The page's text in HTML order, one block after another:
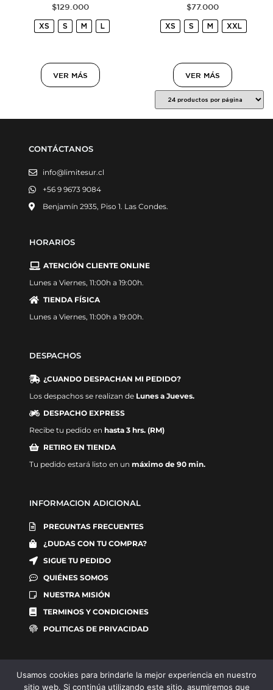
$129.000
XS S M L
VER MÁS
$77.000
XS S M XXL
VER MÁS
CONTÁCTANOS
info@limitesur.cl
+56 9 9673 9084
Benjamín 2935, Piso 1. Las Condes.
HORARIOS
ATENCIÓN CLIENTE ONLINE
Lunes a Viernes, 11:00h a 19:00h.
TIENDA FÍSICA
Lunes a Viernes, 11:00h a 19:00h.
DESPACHOS
¿CUANDO DESPACHAN MI PEDIDO?
Los despachos se realizan de Lunes a Jueves.
DESPACHO EXPRESS
Recibe tu pedido en hasta 3 hrs. (RM)
RETIRO EN TIENDA
Tu pedido estará listo en un máximo de 90 min.
INFORMACION ADICIONAL
PREGUNTAS FRECUENTES
¿DUDAS CON TU COMPRA?
SIGUE TU PEDIDO
QUIÉNES SOMOS
NUESTRA MISIÓN
TERMINOS Y CONDICIONES
POLITICAS DE PRIVACIDAD
Usamos cookies para brindarle la mejor experiencia en nuestro
sitio web. Si continúa utilizando este sitio, asumiremos que